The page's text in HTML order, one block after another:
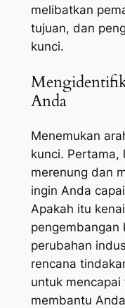
melibatkan
tujuan, dan
kunci.
Anda
Menemukan
kunci. Pertama,
merenung dan
ingin Anda
Apakah itu
pengembangan
perubahan
rencana
untuk
membantu